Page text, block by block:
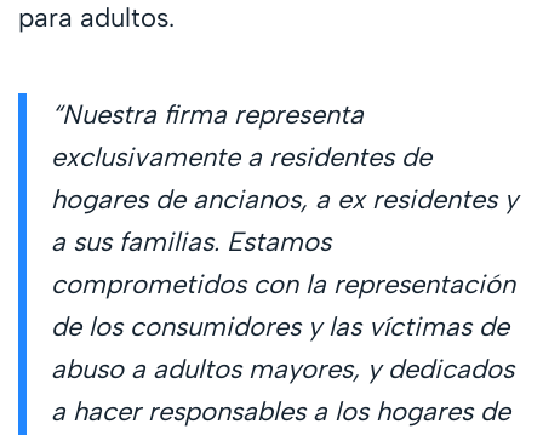
para adultos.
“Nuestra firma representa
exclusivamente a residentes de
hogares de ancianos, a ex residentes y
a sus familias. Estamos
comprometidos con la representación
de los consumidores y las víctimas de
abuso a adultos mayores, y dedicados
a hacer responsables a los hogares de